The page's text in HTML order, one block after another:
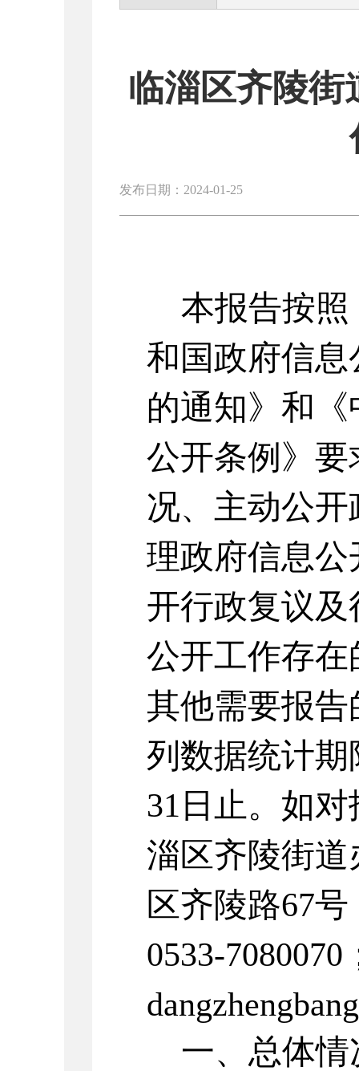
临淄区齐陵街
发布日期：2024-01-25
本报告按照
和国政府信
的通知》 和《
公开条例》
况、主动公
理政府信息
开行政复议
公开工作存
其他需要报
列数据统计期
31 日止。 如对
淄区齐陵街道
区齐陵路67号
0533-7080070
一、 总体情